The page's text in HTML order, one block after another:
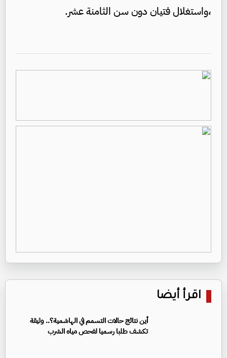
،واستغلال فتيان دون سن الثامنة عشر.
اقرأ أيضا
أين نتائج حالات التسمم في الهاشمية؟.. وثيقة
تكشف طلبا رسميا لفحص مياه الشرب